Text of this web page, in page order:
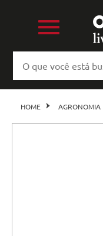
HOME AGRONOMIA